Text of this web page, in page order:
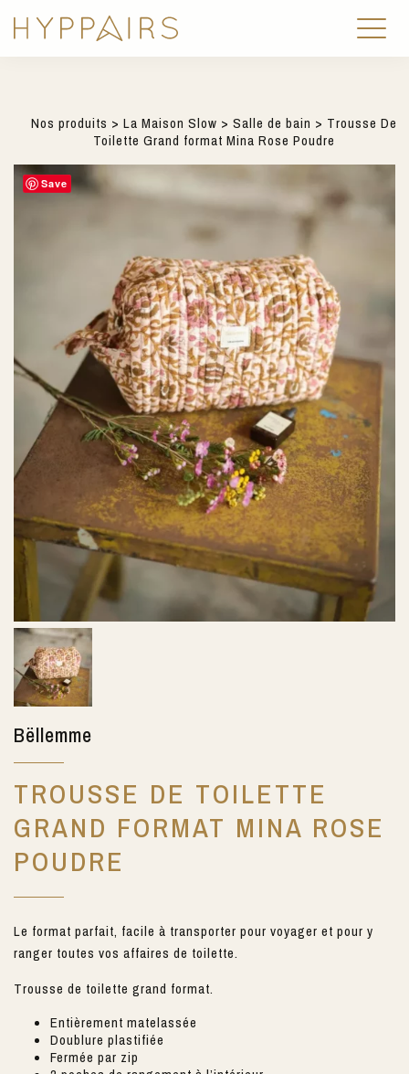
Nos produits > La Maison Slow > Salle de bain > Trousse De
Toilette Grand format Mina Rose Poudre
Save
Bëllemme
TROUSSE DE TOILETTE
GRAND FORMAT MINA ROSE
POUDRE
Le format parfait, facile à transporter pour voyager et pour y
ranger toutes vos affaires de toilette.
Trousse de toilette grand format.
Entièrement matelassée
Doublure plastifiée
Fermée par zip